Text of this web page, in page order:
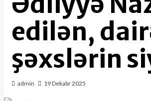
edilən,
şəxslərin
admin 19 Dekabr 2025